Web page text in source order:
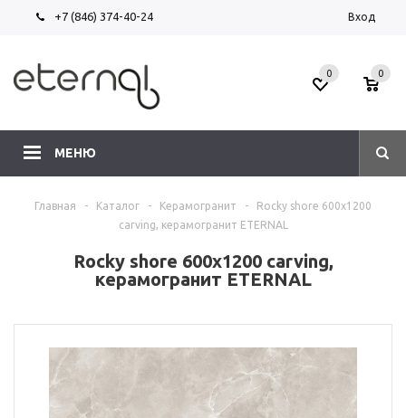
+7 (846) 374-40-24 Вход
МЕНЮ
0 0
Главная - Каталог - Керамогранит -
Rocky shore 600х1200
carving, керамогранит ETERNAL
Rocky shore 600х1200 carving,
керамогранит ETERNAL